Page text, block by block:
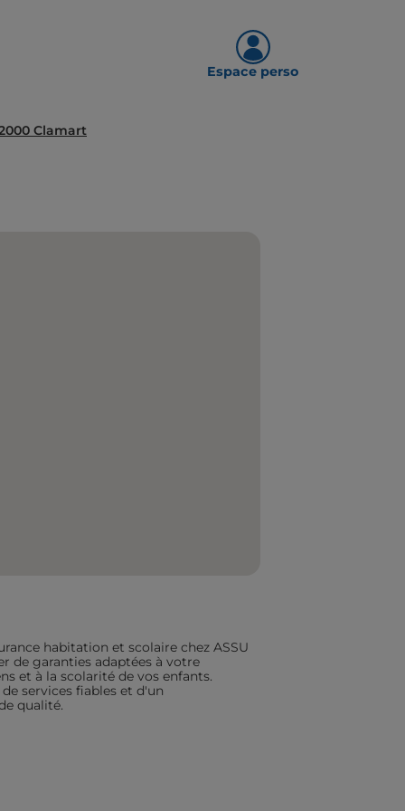
Espace perso
Clamart
habitation et scolaire chez ASSU
de garanties adaptées à votre
et à la scolarité de vos enfants.
services fiables et d'un
qualité.